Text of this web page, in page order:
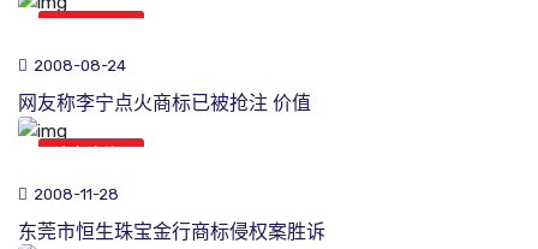
2008-08-24
网友称李宁点火商标已被抢注 价值
2008-11-28
东莞市恒生珠宝金行商标侵权案胜诉